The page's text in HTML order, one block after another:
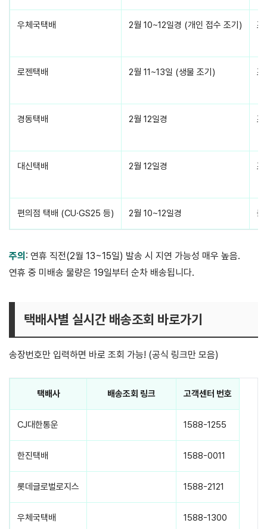
우체국택배 2월 10~12일경 (개인 접수 조기) 조
로젠택배 2월 11~13일 (생물 조기) 조
경동택배 2월 12일경 조
대신택배 2월 12일경 조
편의점 택배 (CU·GS25 등) 2월 10~12일경 불
주의 : 연휴 직전(2월 13~15일) 발송 시 지연 가능성 매우 높음.
연휴 중 미배송 물량은 19일부터 순차 배송됩니다.
택배사별 실시간 배송조회 바로가기
송장번호만 입력하면 바로 조회 가능! (공식 링크만 모음)
택배사 배송조회 링크 고객센터 번호
CJ대한통운 1588-1255
한진택배 1588-0011
롯데글로벌로지스 1588-2121
우체국택배 1588-1300